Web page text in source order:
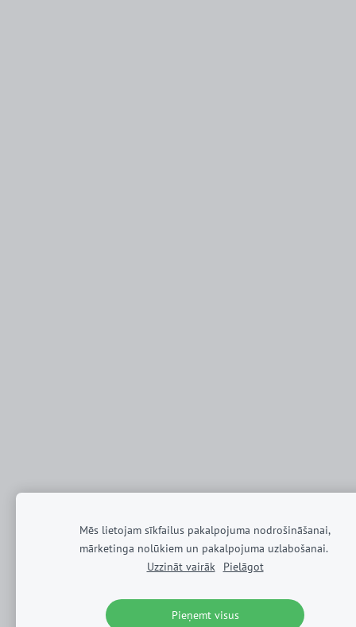
Mēs lietojam sīkfailus pakalpojuma nodrošināšanai,
mārketinga nolūkiem un pakalpojuma uzlabošanai.
Uzzināt vairāk
Pielāgot
Pieņemt visus